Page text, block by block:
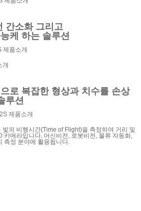
간소화 그리고
케 하는 솔루션
로 복잡한 형상과 치수를 손상
루션
의 비행시간(Time of Flight)을 측정하여 거리 및
카메라입니다. 머신비전, 로봇비전, 물류 자동화,
측정 분야에 활용됩니다.